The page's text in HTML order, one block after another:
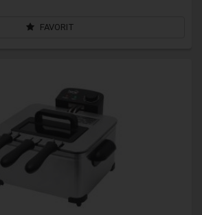
FAVORIT